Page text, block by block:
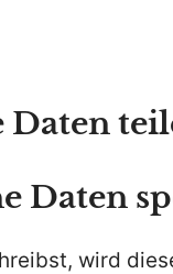
Daten
Daten
wird